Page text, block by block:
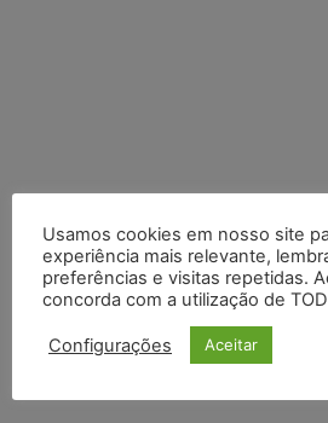
Usamos cookies em nosso site
experiência mais relevante,
preferências e visitas repetidas.
concorda com a utilização de
Configurações Aceitar